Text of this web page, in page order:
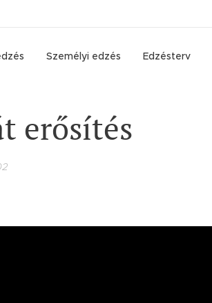
Személyi edzés Edzésterv
erősítés